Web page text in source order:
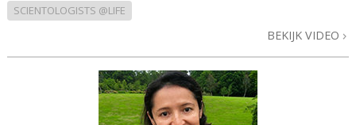
SCIENTOLOGISTS @LIFE
BEKIJK VIDEO